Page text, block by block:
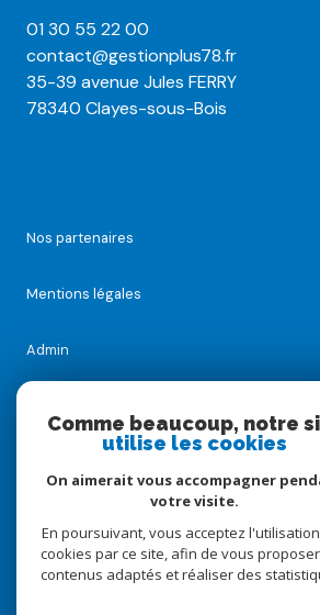
01 30 55 22 00
contact@gestionplus78.fr
35-39 avenue Jules FERRY
78340 Clayes-sous-Bois
Nos partenaires
Mentions légales
Admin
Comme beaucoup, notre
utilise les cookies
On aimerait vous accompagner
votre visite.
En poursuivant, vous acceptez
cookies par ce site, afin de vous
contenus adaptés et réaliser des